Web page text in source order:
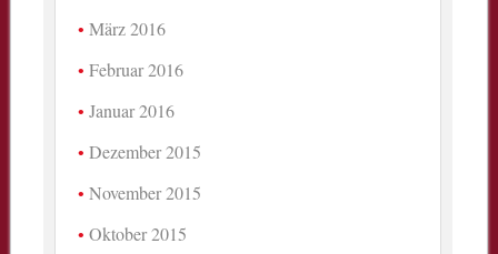
März 2016
Februar 2016
Januar 2016
Dezember 2015
November 2015
Oktober 2015